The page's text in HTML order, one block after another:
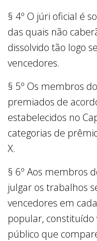
§ 4º O júri oficial é
das quais não
dissolvido tão logo
vencedores.
§ 5º Os membros
premiados de
estabelecidos no
categorias de
X.
§ 6º Aos membros
julgar os trabalhos
vencedores em
popular,
público que